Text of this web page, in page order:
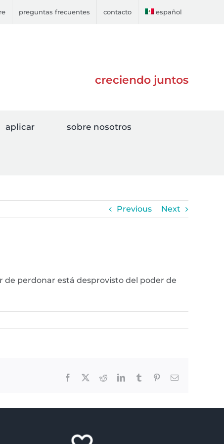
preguntas frecuentes contacto español
creciendo juntos
aplicar sobre nosotros
Previous Next
de perdonar está desprovisto del poder de
Facebook RedditLinkedInTumblr PinterestEmail